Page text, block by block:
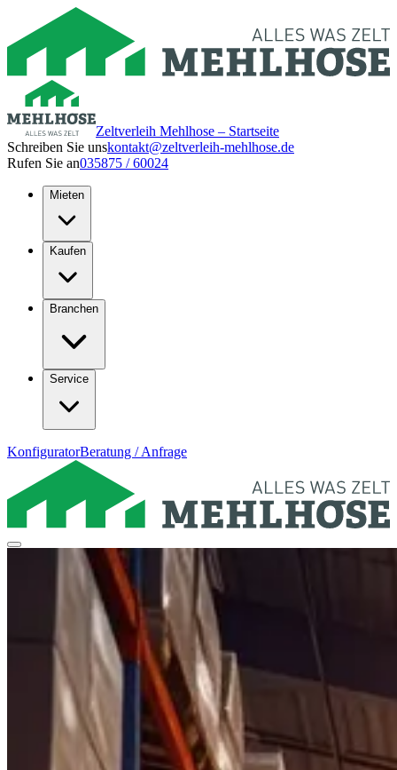
Zeltverleih Mehlhose – Startseite
Schreiben Sie unskontakt@zeltverleih-mehlhose.de
Rufen Sie an035875 / 60024
Mieten
Kaufen
Branchen
Service
KonfiguratorBeratung / Anfrage